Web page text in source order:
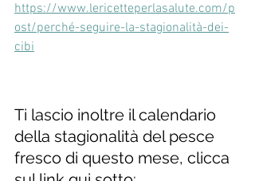
https://www.lericetteperlasalute.com/p
ost/perché-seguire-la-stagionalità-dei-
cibi
Ti lascio inoltre il calendario
della stagionalità del pesce
fresco di questo mese, clicca